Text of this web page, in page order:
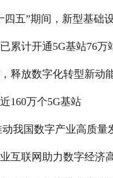
四五”期间，新型基础
累计开通5G基站76万
释放数字化转型新动
160万个5G基站
我国数字产业高质量
互联网助力数字经济